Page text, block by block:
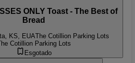
ONLY Toast - The Best of
Bread
KS, EUAThe Cotillion Parking Lots
Cotillion Parking Lots
Esgotado